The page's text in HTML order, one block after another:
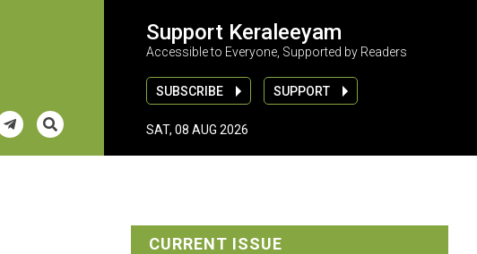
Support Keraleeyam
Accessible to Everyone, Supported by Readers
SUBSCRIBE SUPPORT
SAT, 08 AUG 2026
CURRENT ISSUE